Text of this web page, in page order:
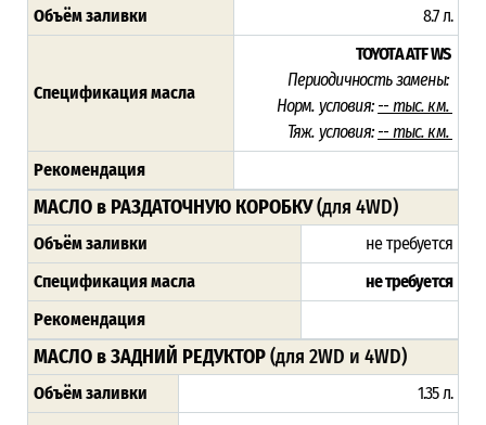
Объём заливки 8.7 л.
Спецификация масла
TOYOTA ATF WS
Периодичность замены:
Норм. условия: -- тыс. км.
Тяж. условия: -- тыс. км.
Рекомендация
МАСЛО в РАЗДАТОЧНУЮ КОРОБКУ(для 4WD)
Объём заливки
не требуется
Спецификация масла
не требуется
Рекомендация
МАСЛО в ЗАДНИЙ РЕДУКТОР(для 2WD и 4WD)
Объём заливки
1.35 л.